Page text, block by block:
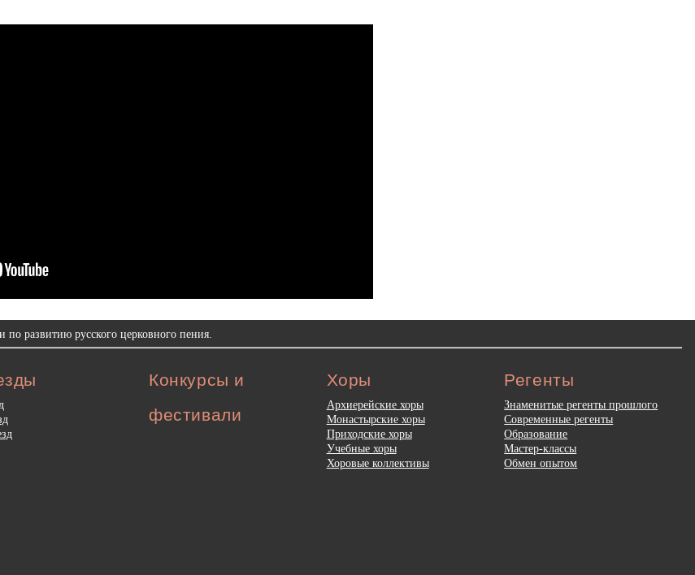
развитию русского церковного пения.
Конкурсы и
фестивали
Хоры
Архиерейские хоры
Монастырские хоры
Приходские хоры
Учебные хоры
Хоровые коллективы
Регенты
Знаменитые регенты прошлого
Современные регенты
Образование
Мастер-классы
Обмен опытом